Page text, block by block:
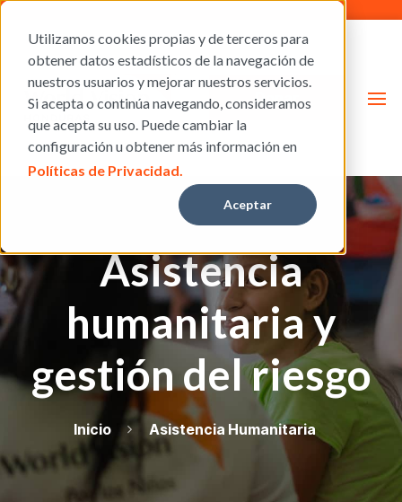
Utilizamos cookies propias y de terceros para
obtener datos estadísticos de la navegación de
nuestros usuarios y mejorar nuestros servicios.
Si acepta o continúa navegando, consideramos
que acepta su uso. Puede cambiar la
configuración u obtener más información en
Políticas de Privacidad.
Aceptar
Donar
Asistencia
humanitaria y
gestión del riesgo
Inicio Asistencia Humanitaria